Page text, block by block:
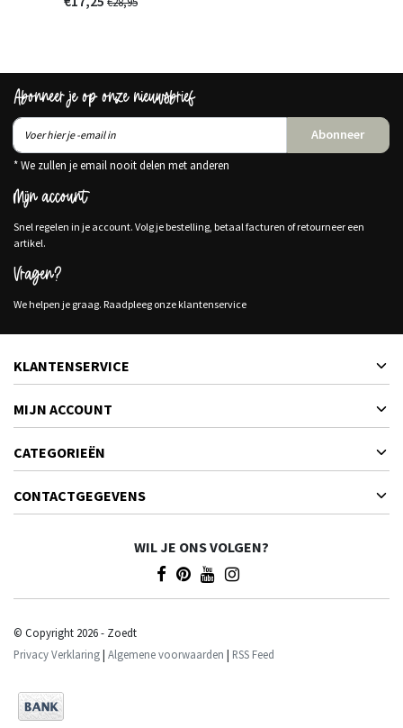
Abonneer je op onze nieuwsbrief
Abonneer
* We zullen je email nooit delen met anderen
Mijn account
Snel regelen in je account. Volg je bestelling, betaal facturen of retourneer een
artikel.
Vragen?
We helpen je graag. Raadpleeg onze klantenservice
KLANTENSERVICE
MIJN ACCOUNT
CATEGORIEËN
CONTACTGEGEVENS
WIL JE ONS VOLGEN?
© Copyright 2026 - Zoedt
Privacy Verklaring| Algemene voorwaarden | RSS Feed